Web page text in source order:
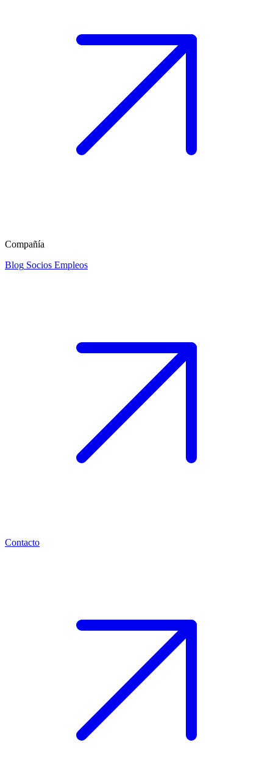
Compañía
Blog Socios Empleos
Contacto